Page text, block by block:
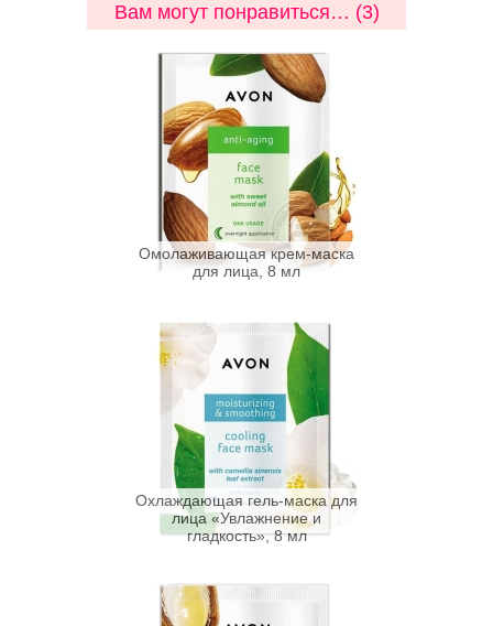
Вам могут понравиться… (3)
Омолаживающая крем-маска
для лица, 8 мл
Охлаждающая гель-маска для
лица «Увлажнение и
гладкость», 8 мл